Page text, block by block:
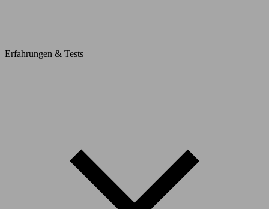
Erfahrungen & Tests